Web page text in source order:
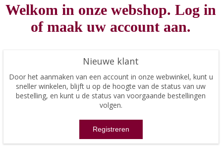
Welkom in onze webshop. Log in
of maak uw account aan.
Nieuwe klant
Door het aanmaken van een account in onze webwinkel, kunt u
sneller winkelen, blijft u op de hoogte van de status van uw
bestelling, en kunt u de status van voorgaande bestellingen
volgen.